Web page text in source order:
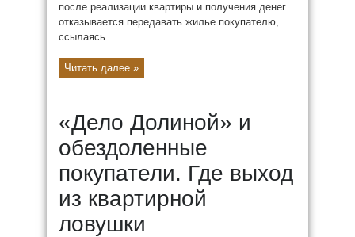
после реализации квартиры и получения денег
отказывается передавать жилье покупателю,
ссылаясь ...
Читать далее »
«Дело Долиной» и
обездоленные
покупатели. Где выход
из квартирной
ловушки